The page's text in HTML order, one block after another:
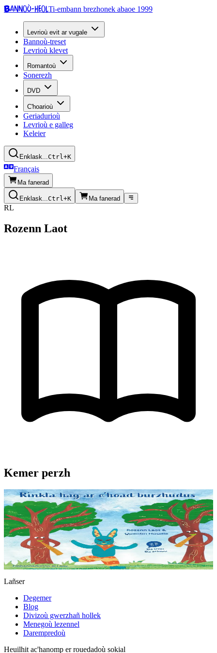
Bannoù-heolTi-embann brezhonek abaoe 1999
Levrioù evit ar vugale
Bannoù-treset
Levrioù klevet
Romantoù
Sonerezh
DVD
C'hoarioù
Geriadurioù
Levrioù e galleg
Keleier
Enklask...Ctrl+K
Français
Ma fanerad
Enklask...Ctrl+K Ma fanerad
RL
Rozenn Laot
Kemer perzh
4 bloaz hag ouzhpenn
Rinkla hag ar c'hoad burzhudus
An hañv n'eus fin ebet dezhañ... Penaos e c'hello Rinkla, al lapin
bihan, degas an diskar-amzer hag ar glav ? Gant ur c'hod QR e vo
gellet selaou an istor...
Er stok7,50 €
Lañser
Degemer
Blog
Divizoù gwerzhañ hollek
Menegoù lezennel
Darempredoù
Heuilhit ac'hanomp er rouedadoù sokial